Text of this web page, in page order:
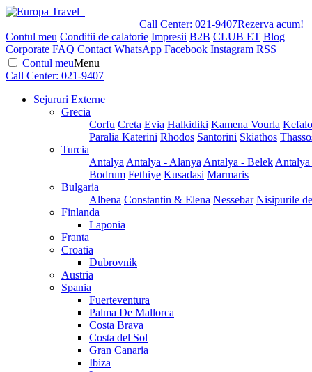
Call Center: 021-9407Rezerva acum!
Contul meu Conditii de calatorie Impresii B2B CLUB ET Blog
Corporate FAQ Contact WhatsApp Facebook Instagram RSS
Contul meuMenu
Call Center: 021-9407
Sejururi Externe
Grecia
Corfu Creta Evia Halkidiki Kamena Vourla
Paralia Katerini Rhodos Santorini Skiathos
Turcia
Antalya Antalya - Alanya Antalya - Belek
Bodrum Fethiye Kusadasi Marmaris
Bulgaria
Albena Constantin & Elena Nessebar Nisipurile
Finlanda
Laponia
Franta
Croatia
Dubrovnik
Austria
Spania
Fuerteventura
Palma De Mallorca
Costa Brava
Costa del Sol
Gran Canaria
Ibiza